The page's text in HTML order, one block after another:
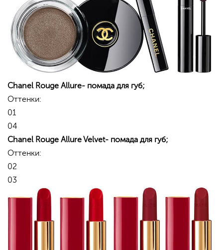
Chanel Rouge Allure- помада для губ;
Оттенки:
01
04
Chanel Rouge Allure Velvet- помада для губ;
Оттенки:
02
03